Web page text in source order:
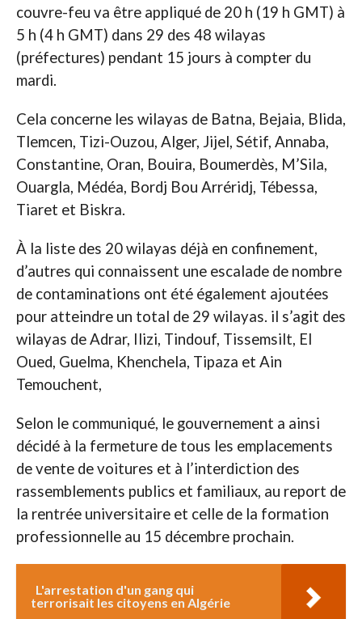
couvre-feu va être appliqué de 20 h (19 h GMT) à
5 h (4 h GMT) dans 29 des 48 wilayas
(préfectures) pendant 15 jours à compter du
mardi.
Cela concerne les wilayas de Batna, Bejaia, Blida,
Tlemcen, Tizi-Ouzou, Alger, Jijel, Sétif, Annaba,
Constantine, Oran, Bouira, Boumerdès, M’Sila,
Ouargla, Médéa, Bordj Bou Arréridj, Tébessa,
Tiaret et Biskra.
À la liste des 20 wilayas déjà en confinement,
d’autres qui connaissent une escalade de nombre
de contaminations ont été également ajoutées
pour atteindre un total de 29 wilayas. il s’agit des
wilayas de Adrar, Ilizi, Tindouf, Tissemsilt, El
Oued, Guelma, Khenchela, Tipaza et Ain
Temouchent,
Selon le communiqué, le gouvernement a ainsi
décidé à la fermeture de tous les emplacements
de vente de voitures et à l’interdiction des
rassemblements publics et familiaux, au report de
la rentrée universitaire et celle de la formation
professionnelle au 15 décembre prochain.
L'arrestation d'un gang qui
terrorisait les citoyens en Algérie